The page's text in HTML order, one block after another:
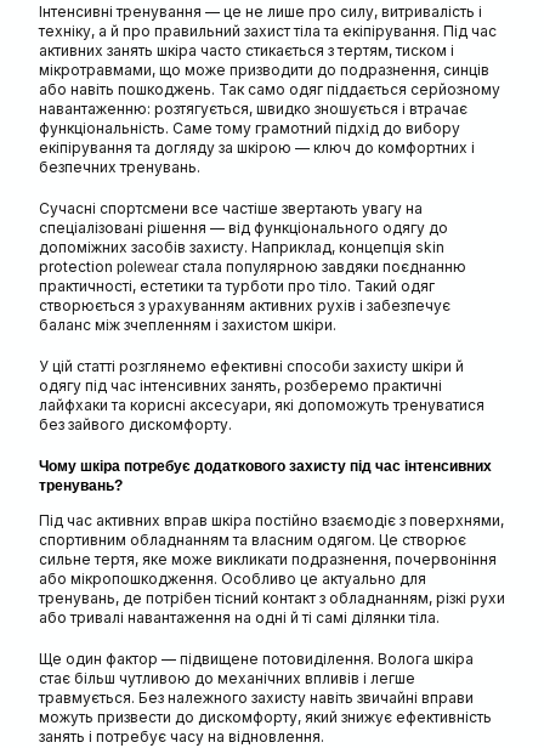
Інтенсивні тренування — це не лише про силу, витривалість і
техніку, а й про правильний захист тіла та екіпірування. Під час
активних занять шкіра часто стикається з тертям, тиском і
мікротравмами, що може призводити до подразнення, синців
або навіть пошкоджень. Так само одяг піддається серйозному
навантаженню: розтягується, швидко зношується і втрачає
функціональність. Саме тому грамотний підхід до вибору
екіпірування та догляду за шкірою — ключ до комфортних і
безпечних тренувань.
Сучасні спортсмени все частіше звертають увагу на
спеціалізовані рішення — від функціонального одягу до
допоміжних засобів захисту. Наприклад, концепція skin
protection polewearстала популярною завдяки поєднанню
практичності, естетики та турботи про тіло. Такий одяг
створюється з урахуванням активних рухів і забезпечує
баланс між зчепленням і захистом шкіри.
У цій статті розглянемо ефективні способи захисту шкіри й
одягу під час інтенсивних занять, розберемо практичні
лайфхаки та корисні аксесуари, які допоможуть тренуватися
без зайвого дискомфорту.
Чому шкіра потребує додаткового захисту під час інтенсивних
тренувань?
Під час активних вправ шкіра постійно взаємодіє з поверхнями,
спортивним обладнанням та власним одягом. Це створює
сильне тертя, яке може викликати подразнення, почервоніння
або мікропошкодження. Особливо це актуально для
тренувань, де потрібен тісний контакт з обладнанням, різкі рухи
або тривалі навантаження на одні й ті самі ділянки тіла.
Ще один фактор — підвищене потовиділення. Волога шкіра
стає більш чутливою до механічних впливів і легше
травмується. Без належного захисту навіть звичайні вправи
можуть призвести до дискомфорту, який знижує ефективність
занять і потребує часу на відновлення.